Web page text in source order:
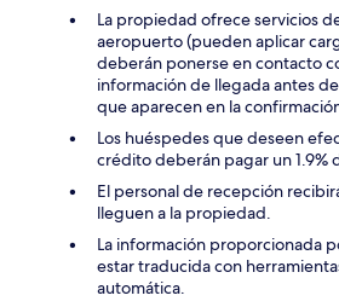
La propiedad ofrece servicios
aeropuerto (pueden aplicar
deberán ponerse en contacto
información de llegada antes
que aparecen en la
Los huéspedes que deseen
crédito deberán pagar un 1.9%
El personal de recepción
lleguen a la propiedad.
La información proporcionada
estar traducida con
automática.